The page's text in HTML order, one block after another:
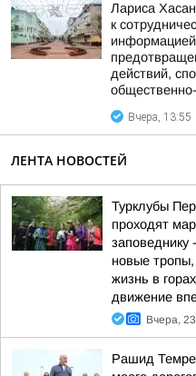
Лариса
к
действий,
Вчера, 13:55
ЛЕНТА НОВОСТЕЙ
Турклубы
проходят
заповеднику
новые
жизнь в
движение
Вчера,
Рашид